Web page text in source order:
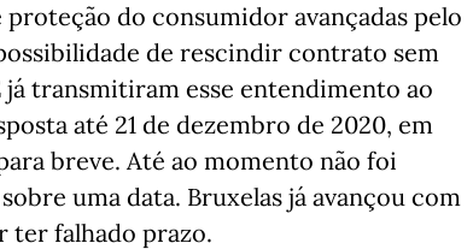
do consumidor avançadas pelo
de rescindir contrato sem
já transmitiram esse entendimento ao
até 21 de dezembro de 2020, em
breve. Até ao momento não foi
uma data. Bruxelas já avançou com
ter falhado prazo.